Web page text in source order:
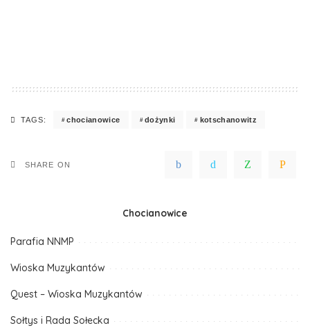
TAGS: chocianowice dożynki kotschanowitz
SHARE ON
Chocianowice
Parafia NNMP
Wioska Muzykantów
Quest – Wioska Muzykantów
Sołtys i Rada Sołecka